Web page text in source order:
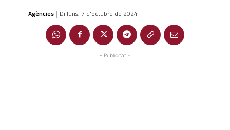
Agències | Dilluns, 7 d'octubre de 2024
- Publicitat -